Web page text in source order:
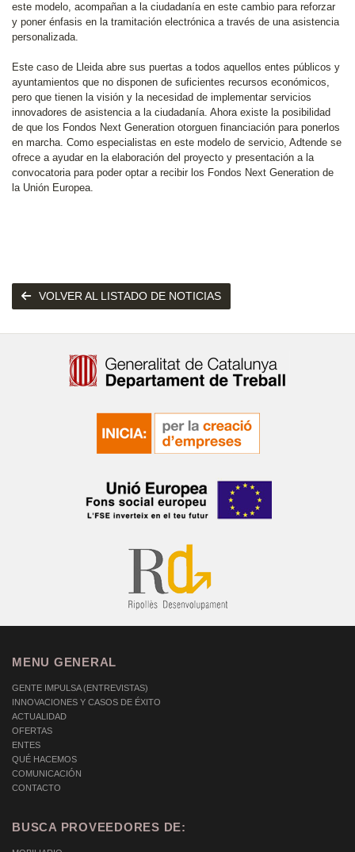
este modelo, acompañan a la ciudadanía en este cambio para reforzar
y poner énfasis en la tramitación electrónica a través de una asistencia
personalizada.
Este caso de Lleida abre sus puertas a todos aquellos entes públicos y
ayuntamientos que no disponen de suficientes recursos económicos,
pero que tienen la visión y la necesidad de implementar servicios
innovadores de asistencia a la ciudadanía. Ahora existe la posibilidad
de que los Fondos Next Generation otorguen financiación para ponerlos
en marcha. Como especialistas en este modelo de servicio, Adtende se
ofrece a ayudar en la elaboración del proyecto y presentación a la
convocatoria para poder optar a recibir los Fondos Next Generation de
la Unión Europea.
VOLVER AL LISTADO DE NOTICIAS
MENU GENERAL
GENTE IMPULSA (ENTREVISTAS)
INNOVACIONES Y CASOS DE ÉXITO
ACTUALIDAD
OFERTAS
ENTES
QUÉ HACEMOS
COMUNICACIÓN
CONTACTO
BUSCA PROVEEDORES DE: